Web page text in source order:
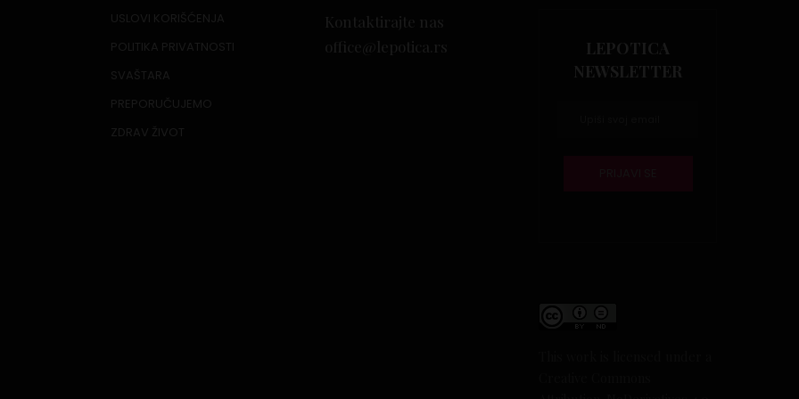
USLOVI KORIŠĆENJA
POLITIKA PRIVATNOSTI
SVAŠTARA
PREPORUČUJEMO
ZDRAV ŽIVOT
Kontaktirajte nas
office@lepotica.rs
LEPOTICA
NEWSLETTER